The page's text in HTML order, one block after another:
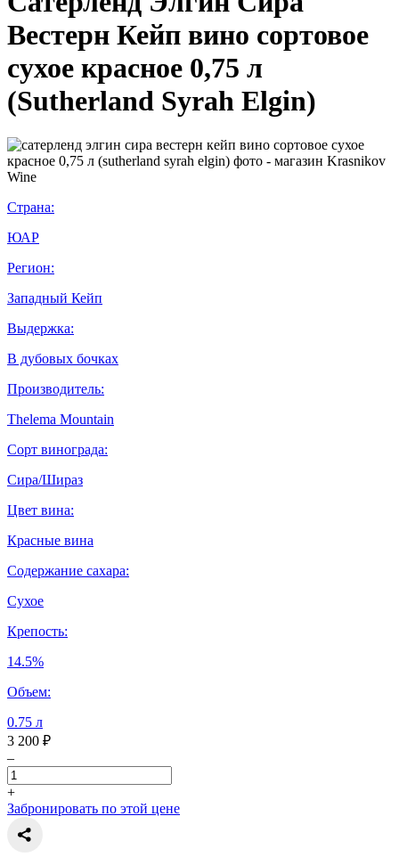
Вестерн Кейп вино сортовое
сухое красное 0,75 л
(Sutherland Syrah Elgin)
Страна:
ЮАР
Регион:
Западный Кейп
Выдержка:
В дубовых бочках
Производитель:
Thelema Mountain
Сорт винограда:
Сира/Шираз
Цвет вина:
Красные вина
Содержание сахара:
Сухое
Крепость:
14.5%
Объем:
0.75 л
3 200 ₽
–
+
Забронировать по этой цене